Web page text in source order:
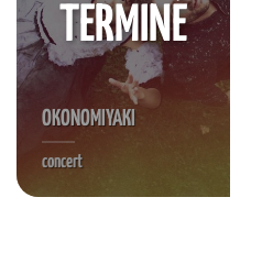
OKONOMIYAKI
concert
TERMINÉ